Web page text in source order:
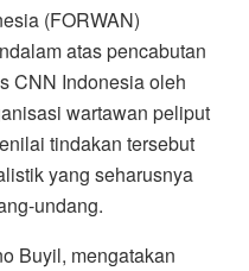
(FORWAN)
atas pencabutan
CNN Indonesia oleh
wartawan peliput
tindakan tersebut
yang seharusnya
undang.
Buyil, mengatakan